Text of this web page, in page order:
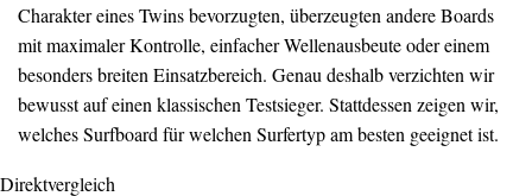
Charakter eines Twins bevorzugten, überzeugten andere Boards
mit maximaler Kontrolle, einfacher Wellenausbeute oder einem
besonders breiten Einsatzbereich. Genau deshalb verzichten wir
bewusst auf einen klassischen Testsieger. Stattdessen zeigen wir,
welches Surfboard für welchen Surfertyp am besten geeignet ist.
Direktvergleich